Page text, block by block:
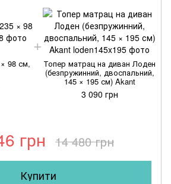
98 см, Топер матрац на диван Лоден
(безпружинний, двоспальний,
145 × 195 см) Akant
3 090 грн
грн 14 480 грн
Купити